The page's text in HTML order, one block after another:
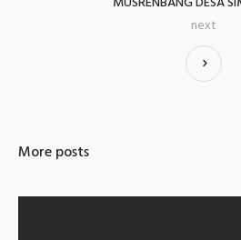
next
More posts